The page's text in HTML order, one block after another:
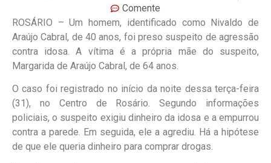
Comente
ROSÁRIO – Um homem, identificado como Nivaldo de
Araújo Cabral, de 40 anos, foi preso suspeito de agressão
contra idosa. A vítima é a própria mãe do suspeito,
Margarida de Araújo Cabral, de 64 anos.
O caso foi registrado no início da noite dessa terça-feira
(31), no Centro de Rosário. Segundo informações
policiais, o suspeito exigiu dinheiro da idosa e a empurrou
contra a parede. Em seguida, ele a agrediu. Há a hipótese
de que ele queria dinheiro para comprar drogas.